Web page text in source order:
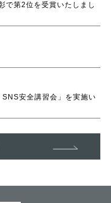
で第2位を受賞いたしまし
安全講習会」を実施い